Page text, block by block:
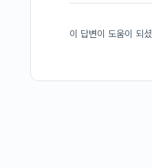
이 답변이 도움이 되